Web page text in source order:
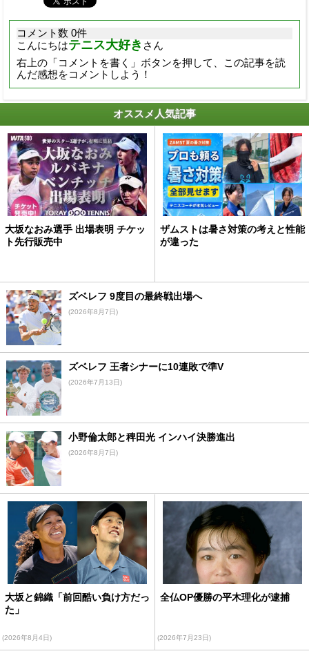
コメント数 0件
こんにちはテニス大好き さん
右上の「コメントを書く」ボタンを押して、この記事を読
んだ感想をコメントしよう！
オススメ人気記事
大坂なおみ選手 出場表明 チケッ
ト先行販売中
ザムストは暑さ対策の考えと性能
が違った
ズベレフ 9度目の最終戦出場へ
(2026年8月7日)
ズベレフ 王者シナーに10連敗で準V
(2026年7月13日)
小野倫太郎と稗田光 インハイ決勝進出
(2026年8月7日)
大坂と錦織「前回酷い負け方だっ
た」
(2026年8月4日)
全仏OP優勝の平木理化が逮捕
(2026年7月23日)